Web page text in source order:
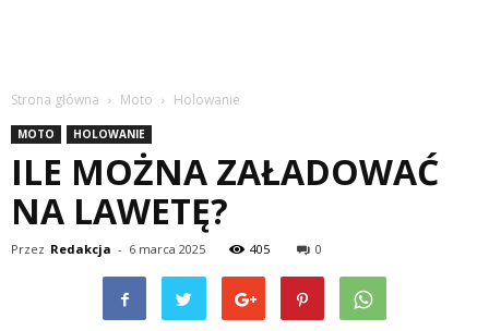
Strona główna Moto Holowanie
MOTO HOLOWANIE
ILE MOŻNA ZAŁADOWAĆ
NA LAWETĘ?
Przez Redakcja - 6 marca 2025 405 0